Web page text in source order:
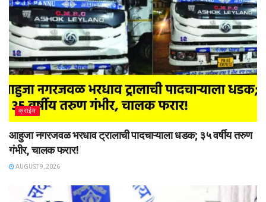
क्राईम
आहुजा नगरजवळ भरधाव ट्रालाची पादचाऱ्याला धडक; ३५ वर्षीय तरुण
गंभीर, चालक फरार!
AUGUST 9, 2026